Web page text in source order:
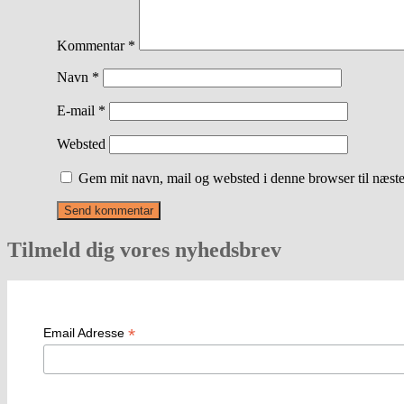
Kommentar *
Navn *
E-mail *
Websted
Gem mit navn, mail og websted i denne browser til
Tilmeld dig vores nyhedsbrev
Email Adresse *